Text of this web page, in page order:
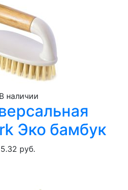
В наличии
Эко бамбук
руб.